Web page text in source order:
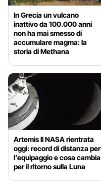
In Grecia un vulcano
inattivo da 100.000 anni
non ha mai smesso di
accumulare magma: la
storia di Methana
Artemis II NASA rientrata
oggi: record di distanza per
l’equipaggio e cosa cambia
per il ritorno sulla Luna